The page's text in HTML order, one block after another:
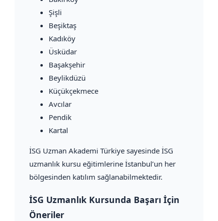
Şişli
Beşiktaş
Kadıköy
Üsküdar
Başakşehir
Beylikdüzü
Küçükçekmece
Avcılar
Pendik
Kartal
İSG Uzman Akademi Türkiye sayesinde İSG
uzmanlık kursu eğitimlerine İstanbul’un her
bölgesinden katılım sağlanabilmektedir.
İSG Uzmanlık Kursunda Başarı İçin
Öneriler